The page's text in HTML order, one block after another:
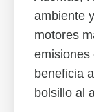
ambiente
motores
emisiones
beneficia
bolsillo al